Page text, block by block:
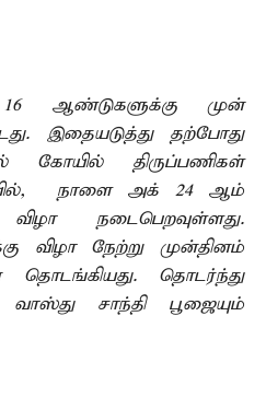
ஆண்டுகளுக்கு முன்
இதையடுத்து தற்போது
கோயில் திருப்பணிகள்
நாளை அக் 24 ஆம்
நடைபெறவுள்ளது.
விழா நேற்று முன்தினம்
தொடர்ந்து
சாந்தி பூஜையும்